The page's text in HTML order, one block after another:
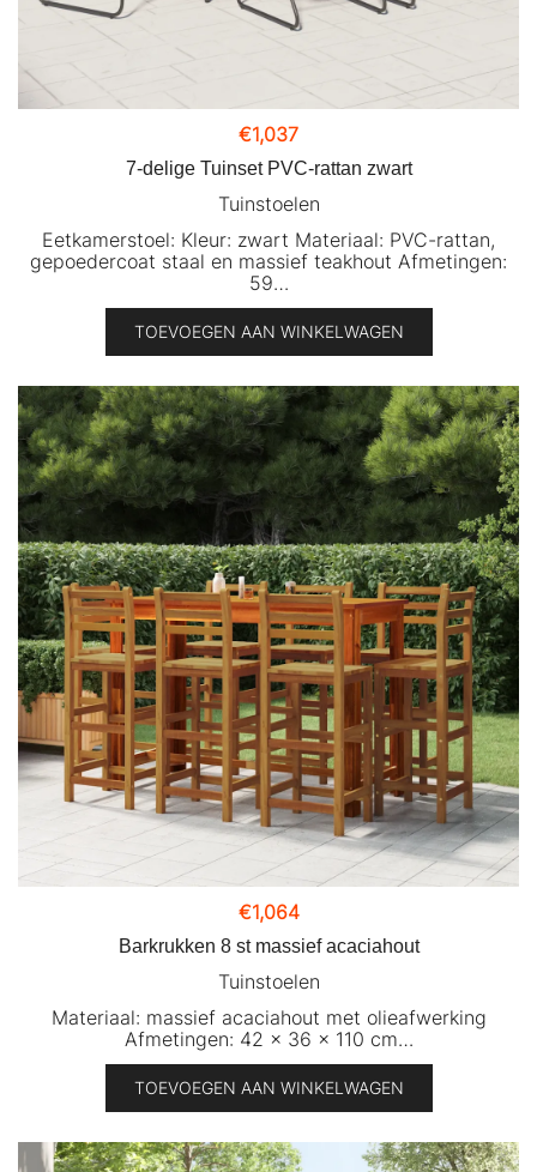
€1,037
7-delige Tuinset PVC-rattan zwart
Tuinstoelen
Eetkamerstoel: Kleur: zwart Materiaal: PVC-rattan,
gepoedercoat staal en massief teakhout Afmetingen:
59…
TOEVOEGEN AAN WINKELWAGEN
€1,064
Barkrukken 8 st massief acaciahout
Tuinstoelen
Materiaal: massief acaciahout met olieafwerking
Afmetingen: 42 x 36 x 110 cm…
TOEVOEGEN AAN WINKELWAGEN